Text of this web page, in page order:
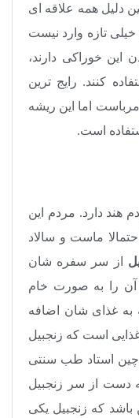
دلیل همه علاقه ای
تازه وارد نیست
این خوراکی دارند،
کنند. رایج ترین
اما این ریشه
است.
هند دارد. مردم این
ماست و سالاد
از سر سفره شان
را به صورت خام
به غذای شان اضافه
است که زنجبیل
چین استاد طب سنتی
دست از سر زنجبیل
باشد که زنجبیل یکی